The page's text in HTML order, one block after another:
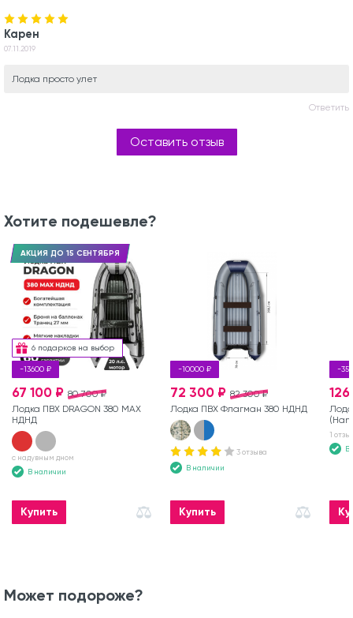
Карен
07.11.2019
Лодка просто улет
Ответить
Оставить отзыв
Хотите подешевле?
6 подарков на выбор
-13600 ₽
АКЦИЯ ДО 15 СЕНТЯБРЯ
80 700 ₽
67 100 ₽
Лодка ПВХ DRAGON 380 MAX
НДНД
с надувным дном
В наличии
Купить
-10000 ₽
82 300 ₽
72 300 ₽
Лодка ПВХ Флагман 380 НДНД
3 отзыва
В наличии
Купить
-
1
В
Может подороже?